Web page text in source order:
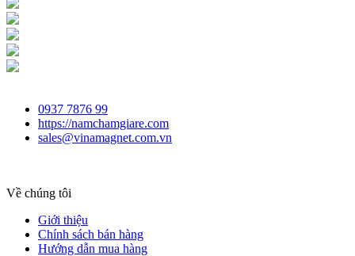
0937 7876 99
https://namchamgiare.com
sales@vinamagnet.com.vn
Về chúng tôi
Giới thiệu
Chính sách bán hàng
Hướng dẫn mua hàng